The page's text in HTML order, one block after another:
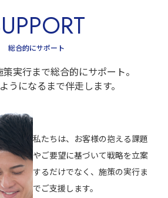
総合的にサポート
実行まで総合的にサポート。
うになるまで伴走します。
私たちは、お客様の抱える課題
やご要望に基づいて戦略を立案
するだけでなく、施策の実行ま
でご支援します。